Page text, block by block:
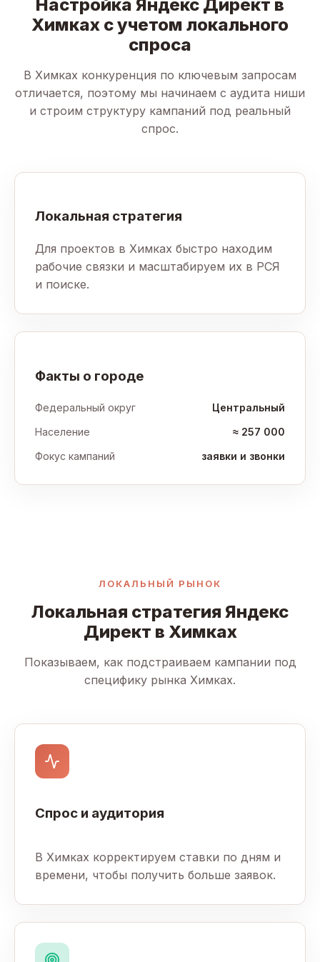
Настройка Яндекс Директ в
Химках с учетом локального
спроса
В Химках конкуренция по ключевым запросам
отличается, поэтому мы начинаем с аудита ниши
и строим структуру кампаний под реальный
спрос.
Локальная стратегия
Для проектов в Химках быстро находим
рабочие связки и масштабируем их в РСЯ
и поиске.
Факты о городе
Федеральный округ
Центральный
Население
≈ 257 000
Фокус кампаний
заявки и звонки
ЛОКАЛЬНЫЙ РЫНОК
Локальная стратегия Яндекс
Директ в Химках
Показываем, как подстраиваем кампании под
специфику рынка Химках.
Спрос и аудитория
В Химках корректируем ставки по дням и
времени, чтобы получить больше заявок.